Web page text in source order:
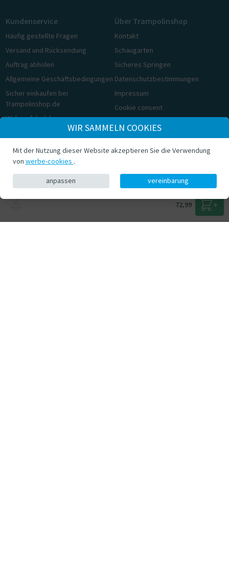
72,99
Kundenservice
Häufig gestellte Fragen
Versand und Rücksendung
Auftrag abholen
Allgemeine Geschäftsbedingungen
Sicher einkaufen bei
Trampolinshop.de
Widerrufsbelehrung
Über Trampolinshop
Kontakt
Schaugarten
Sicheres Springen
Datenschutzbestimmungen
Impressum
Cookie consent
© Trampolinshop.de 2026
WIR SAMMELN COOKIES
Mit der Nutzung dieser Website akzeptieren Sie die Verwendung
von werbe-cookies .
anpassen vereinbarung